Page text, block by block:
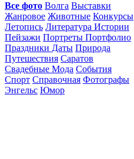
Все фото Волга Выставки
Жанровое Животные Конкурсы
Летопись Литература Истории
Пейзажи Портреты Портфолио
Праздники Даты Природа
Путешествия Саратов
Свадебные Мода События
Спорт Справочная Фотографы
Энгельс Юмор